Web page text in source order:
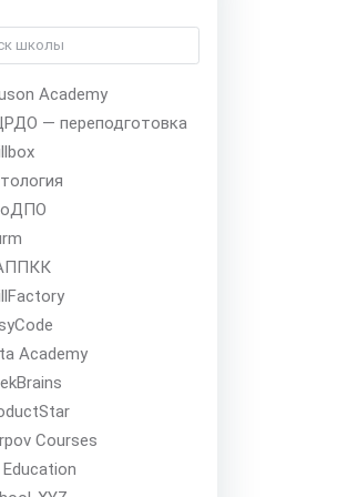
Academy
— переподготовка
Academy
Courses
Education